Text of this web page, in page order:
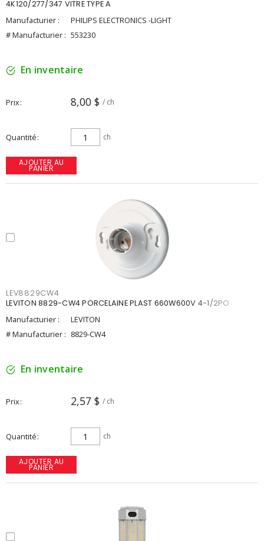
4K120/277/347 VITRE TYPE A
Manufacturier :
PHILIPS ELECTRONICS -LIGHT
# Manufacturier : 553230
En inventaire
Prix 8,00 $ / ch
Quantité ch
AJOUTER AU
PANIER
LEV8829CW4
LEVITON 8829-CW4 PORCELAINE PLAST 660W600V 4-1/2PO
Manufacturier :
LEVITON
# Manufacturier : 8829-CW4
En inventaire
Prix 2,57 $ / ch
Quantité ch
AJOUTER AU
PANIER